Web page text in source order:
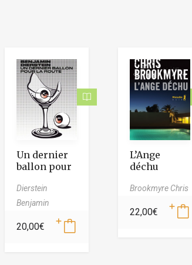
Un dernier
ballon pour
Dierstein
Benjamin
20,00€
L’Ange
déchu
Brookmyre Chris
22,00€